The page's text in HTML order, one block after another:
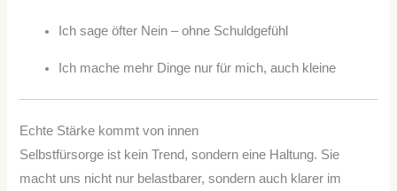
Ich sage öfter Nein – ohne Schuldgefühl
Ich mache mehr Dinge nur für mich, auch kleine
Echte Stärke kommt von innen
Selbstfürsorge ist kein Trend, sondern eine Haltung. Sie
macht uns nicht nur belastbarer, sondern auch klarer im